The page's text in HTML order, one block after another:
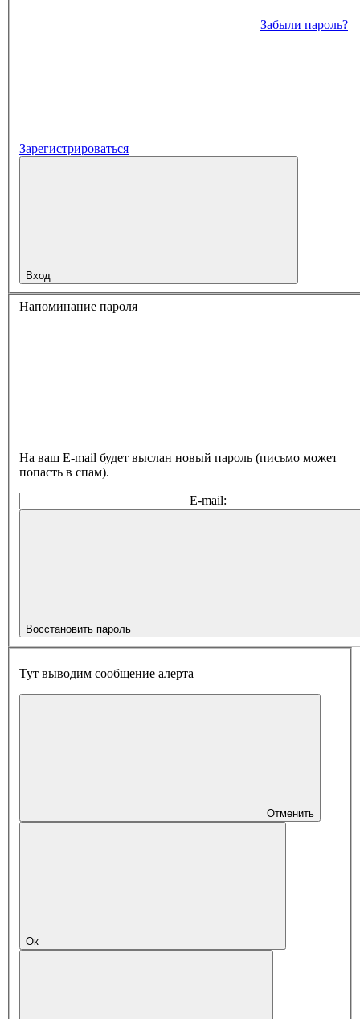
Забыли пароль?
Зарегистрироваться
Вход
Напоминание пароля
На ваш E-mail будет выслан новый пароль (письмо может
попасть в спам).
E-mail:
Восстановить пароль
Тут выводим сообщение алерта
Отменить
Ок